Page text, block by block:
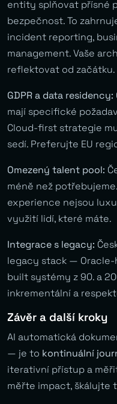
entity splňovat přísné
bezpečnost. To
incident reporting,
management. Vaše
reflektovat od začátku.
GDPR a data residency:
mají specifické
Cloud-first strategie
sedí. Preferujte EU
Omezený talent pool:
méně než
experience nejsou
využití lidí, které máte.
Integrace s legacy:
legacy stack — Oracle-
built systémy z 90. a
inkrementální a
Závěr a další kroky
AI automatická
— je to kontinuální
iterativní přístup a
měřte impact, škálujte